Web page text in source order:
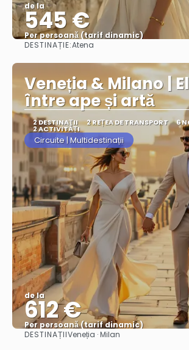
de la
545 €
Per persoană (tarif dinamic)
DESTINAȚIE:Atena
Veneția & Milano |
între ape și artă
2 DESTINAŢII 2 REȚEA DE TRANSPORT 6
2 ACTIVITĂȚI
Circuite | Multidestinații
de la
612 €
Per persoană (tarif dinamic)
Vezi mai multe
DESTINAȚIIVeneția · Milan